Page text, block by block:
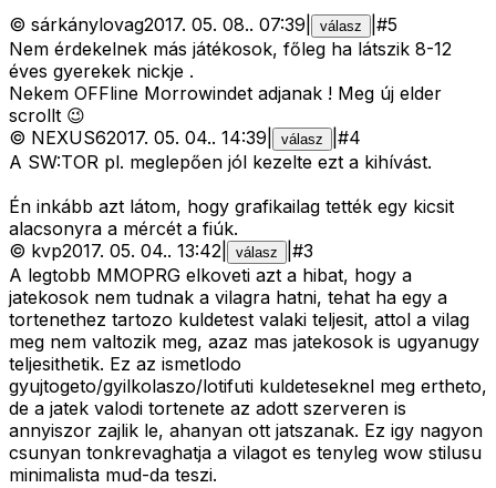
© sárkánylovag2017. 05. 08.. 07:39 válasz #5
Nem érdekelnek más játékosok, főleg ha látszik 8-12
éves gyerekek nickje .
Nekem OFFline Morrowindet adjanak ! Meg új elder
scrollt 😉
© NEXUS62017. 05. 04.. 14:39 válasz #4
A SW:TOR pl. meglepően jól kezelte ezt a kihívást.
Én inkább azt látom, hogy grafikailag tették egy kicsit
alacsonyra a mércét a fiúk.
© kvp2017. 05. 04.. 13:42 válasz #3
A legtobb MMOPRG elkoveti azt a hibat, hogy a
jatekosok nem tudnak a vilagra hatni, tehat ha egy a
tortenethez tartozo kuldetest valaki teljesit, attol a vilag
meg nem valtozik meg, azaz mas jatekosok is ugyanugy
teljesithetik. Ez az ismetlodo
gyujtogeto/gyilkolaszo/lotifuti kuldeteseknel meg ertheto,
de a jatek valodi tortenete az adott szerveren is
annyiszor zajlik le, ahanyan ott jatszanak. Ez igy nagyon
csunyan tonkrevaghatja a vilagot es tenyleg wow stilusu
minimalista mud-da teszi.